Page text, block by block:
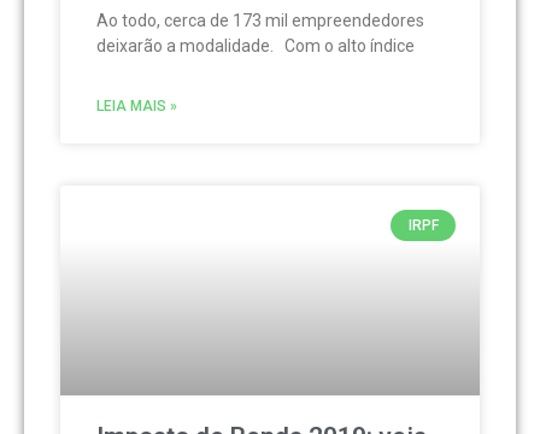
Ao todo, cerca de 173 mil empreendedores
deixarão a modalidade. Com o alto índice
LEIA MAIS »
IRPF